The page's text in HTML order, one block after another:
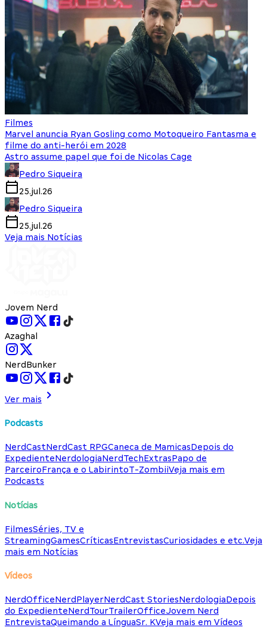
Filmes
Marvel anuncia Ryan Gosling como Motoqueiro Fantasma e
filme do anti-herói em 2028
Astro assume papel que foi de Nicolas Cage
Pedro Siqueira
25.jul.26
Pedro Siqueira
25.jul.26
Veja mais Notícias
Jovem Nerd
Azaghal
NerdBunker
Ver mais
Podcasts
NerdCastNerdCast RPGCaneca de MamicasDepois do
ExpedienteNerdologiaNerdTechExtrasPapo de
ParceiroFrança e o LabirintoT-ZombiiVeja mais em
Podcasts
Notícias
FilmesSéries, TV e
StreamingGamesCríticasEntrevistasCuriosidades e etc.Veja
mais em Notícias
Vídeos
NerdOfficeNerdPlayerNerdCast StoriesNerdologiaDepois
do ExpedienteNerdTourTrailerOfficeJovem Nerd
EntrevistaQueimando a LínguaSr. KVeja mais em Vídeos